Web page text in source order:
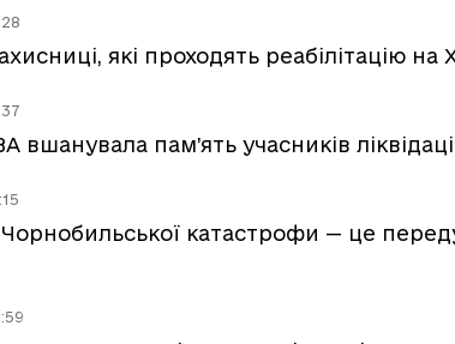
які проходять реабілітацію на
вшанувала пам’ять учасників
Чорнобильської катастрофи — це